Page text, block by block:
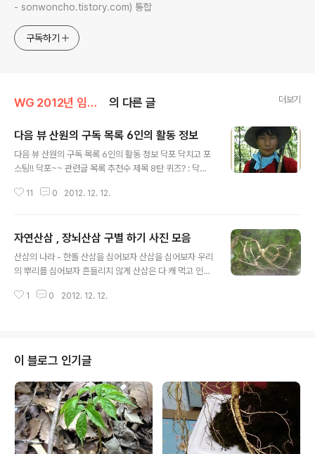
- sonwoncho.tistory.com) 통합
구독하기
WG 2012년 임진년 기록 의 다른 글 더보기
다음 뷰 산원의 구독 목록 6인의 활동 정보
다음 뷰 산원의 구독 목록 6인의 활동 정보 닥포 닥치고 포
스팅!! 닥포~~ 관련글 목록 추천수 제목 8탄 퀴즈? : 닥포
이드 프로필2] 닥치고 포스팅.. But... [경과 2탄] 네이버
있는 블로그 관련글 목록 추천수 제목 전주 신시가지 커피
전문점 하룸 만두와 칼국수 맛집 - 소문난 바지락 칼국수
전주 한옥마을 맛집 - 태조갈비 mestarKim 미스타김 일
련글 목록 추천수 제목 [리뷰] 카카오톡 3.5.5 - 뒷북 쩌는
11 0 2012. 12. 12.
자연산삼 , 장뇌산삼 구별 하기 사진 모음
산삼의 나라 - 한돌 산삼을 심어보자 산삼을 심어보자 우리
의 뿌리를 심어보자 흔들리지 않게 산삼은 다 캐 먹고 인삼
대는 멀쩡하지 희멀건 인삼이여 바로 그것이 우리의 모습
인가 병든 내 나라여 신음하는 내 나라여 어디가 그렇게 아
픈거냐 산삼이 없다더냐 산삼을 심어 보자 산삼을 심어 보
자 우리의 뿌리를 심어 보자 흔들리지 않게 이 산 저 산 모
두 산삼밭이 되는 날 허약해진 내 나라 내 겨레 되살아 나리
라 백두산에 산신령님 지리산에 산신령님 이제는 하나가
돼야지요 통일을 해야지요 산삼을 심어 ..
1 0 2012. 12. 12.
이 블로그 인기글